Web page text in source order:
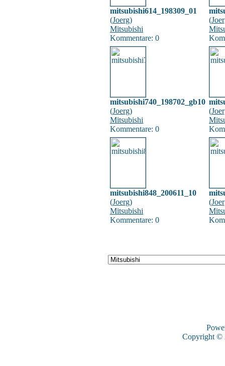
mitsubishi614_198309_01
(Joerg)
Mitsubishi
Kommentare: 0
(
mitsubishi740_198702_gb10
(Joerg)
Mitsubishi
Kommentare: 0
(
mitsubishi848_200611_10
(Joerg)
Mitsubishi
Kommentare: 0
(
Copyright ©